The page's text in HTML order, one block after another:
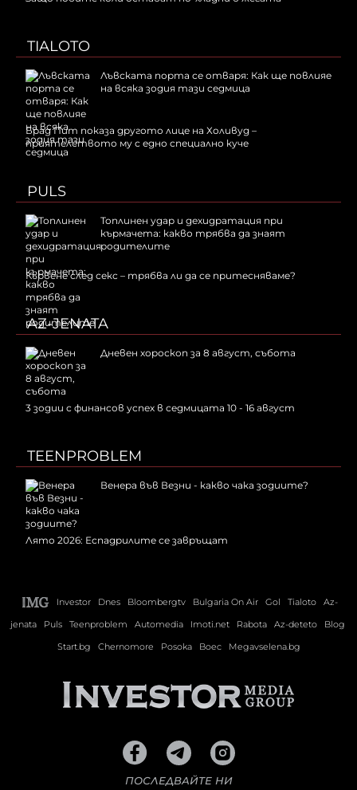
TIALOTO
Лъвската порта се отваря: Как ще повлияе
на всяка зодия тази седмица
Брад Пит показа другото лице на Холивуд –
приятелството му с едно специално куче
PULS
Топлинен удар и дехидратация при
кърмачета: какво трябва да знаят
родителите
Кървене след секс – трябва ли да се притесняваме?
AZ-JENATA
Дневен хороскоп за 8 август, събота
3 зодии с финансов успех в седмицата 10 - 16 август
TEENPROBLEM
Венера във Везни - какво чака зодиите?
Лято 2026: Еспадрилите се завръщат
Investor Dnes Bloombergtv Bulgaria On Air Gol Tialoto
Az-
jenata
Puls Teenproblem Automedia Imoti.net Rabota Az-deteto
Blog
Start.bg
Chernomore Posoka Boec Megavselena.bg
ПОСЛЕДВАЙТЕ НИ